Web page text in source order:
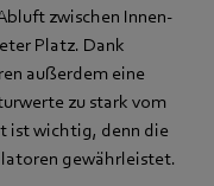
zwischen Innen-
Platz. Dank
außerdem eine
zu stark vom
ist wichtig, denn die
gewährleistet.